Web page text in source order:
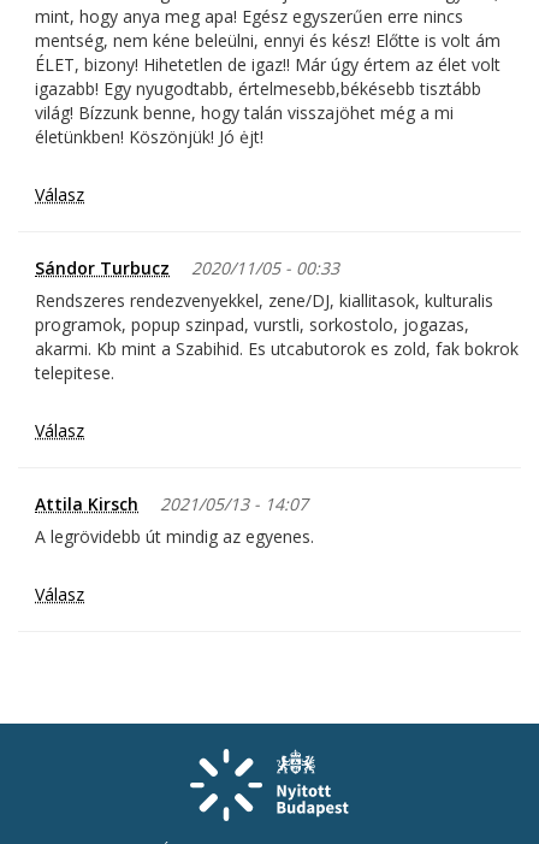
mint, hogy anya meg apa! Egész egyszerűen erre nincs
mentség, nem kéne beleülni, ennyi és kész! Előtte is volt ám
ÉLET, bizony! Hihetetlen de igaz!! Már úgy értem az élet volt
igazabb! Egy nyugodtabb, értelmesebb,békésebb tisztább
világ! Bízzunk benne, hogy talán visszajöhet még a mi
életünkben! Köszönjük! Jó ėjt!
Válasz
Sándor Turbucz
2020/11/05 - 00:33
Rendszeres rendezvenyekkel, zene/DJ, kiallitasok, kulturalis
programok, popup szinpad, vurstli, sorkostolo, jogazas,
akarmi. Kb mint a Szabihid. Es utcabutorok es zold, fak bokrok
telepitese.
Válasz
Attila Kirsch
2021/05/13 - 14:07
A legrövidebb út mindig az egyenes.
Válasz